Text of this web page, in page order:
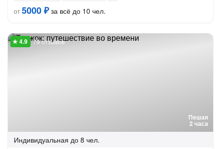
от5000 ₽за всё до 10 чел.
Пешая
2 часа
79 отзывов
Индивидуальная до 8 чел.